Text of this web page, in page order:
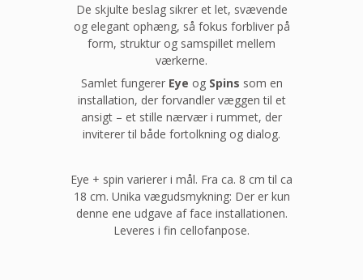
De skjulte beslag sikrer et let, svævende
og elegant ophæng, så fokus forbliver på
form, struktur og samspillet mellem
værkerne.
Samlet fungerer Eye og Spins som en
installation, der forvandler væggen til et
ansigt – et stille nærvær i rummet, der
inviterer til både fortolkning og dialog.
Eye + spin varierer i mål. Fra ca. 8 cm til ca
18 cm. Unika vægudsmykning: Der er kun
denne ene udgave af face installationen.
Leveres i fin cellofanpose.